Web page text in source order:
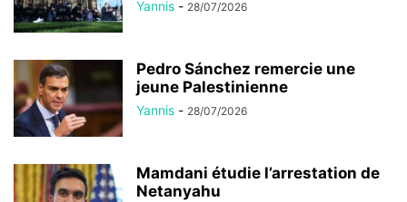
Yannis - 28/07/2026
Pedro Sánchez remercie une
jeune Palestinienne
Yannis - 28/07/2026
Mamdani étudie l’arrestation de
Netanyahu